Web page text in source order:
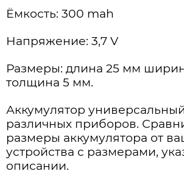
Ёмкость: 300 mah
Напряжение: 3,7 V
Размеры: длина 25 мм
толщина 5 мм.
Аккумулятор
различных приборов.
размеры аккумулятора от
устройства с размерами,
описании.